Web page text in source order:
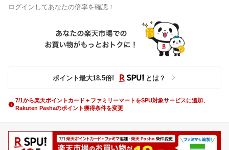
ログインしてあなたの倍率を確認！
ポイント最大18.5倍! とは？
7/1から楽天ポイントカード＋ファミリーマートをSPU対象サービスに追加、
Rakuten Pashaのポイント獲得条件を変更